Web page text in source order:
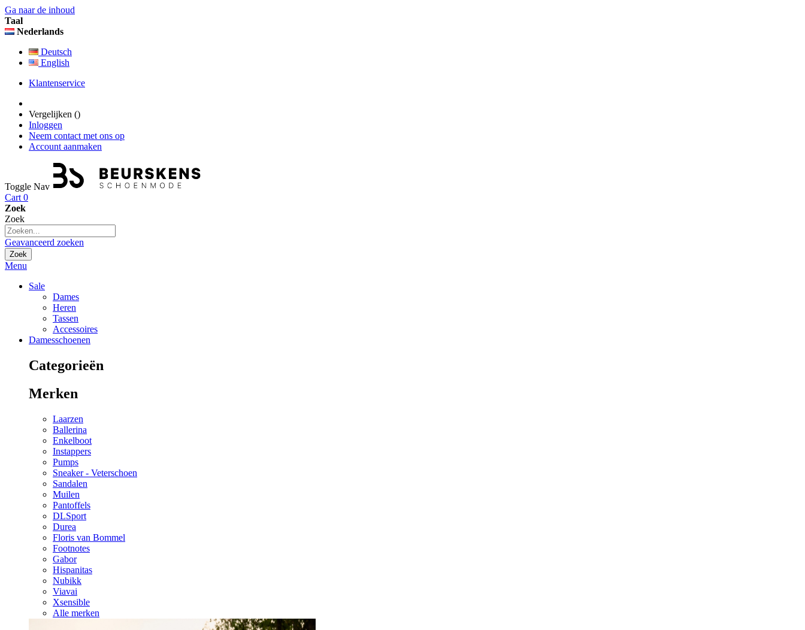
Ga naar de inhoud
Taal
Nederlands
Deutsch
English
Klantenservice
Vergelijken ()
Inloggen
Neem contact met ons op
Account aanmaken
Toggle Nav
Cart 0
Zoek
Zoek
Geavanceerd zoeken
Zoek
Menu
Sale
Dames
Heren
Tassen
Accessoires
Damesschoenen
Categorieën
Merken
Laarzen
Ballerina
Enkelboot
Instappers
Pumps
Sneaker - Veterschoen
Sandalen
Muilen
Pantoffels
DLSport
Durea
Floris van Bommel
Footnotes
Gabor
Hispanitas
Nubikk
Viavai
Xsensible
Alle merken